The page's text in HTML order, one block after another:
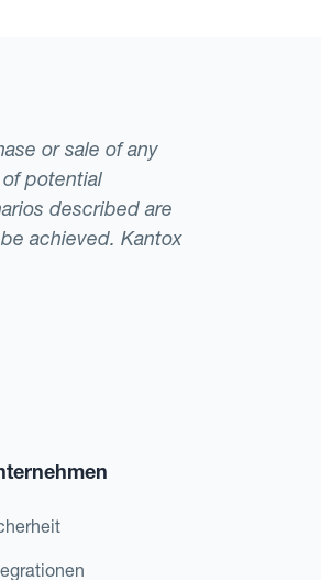
or sale of any
potential
described are
achieved. Kantox